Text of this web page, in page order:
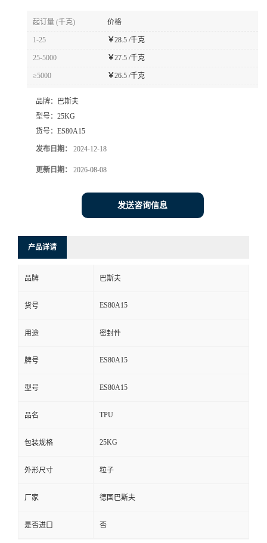
起订量 (千克) 价格
1-25 ￥28.5 /千克
25-5000 ￥27.5 /千克
≥5000 ￥26.5 /千克
品牌：
巴斯夫
型号： 25KG
货号： ES80A15
发布日期： 2024-12-18
更新日期： 2026-08-08
发送咨询信息
产品详请
品牌 巴斯夫
货号 ES80A15
用途 密封件
牌号 ES80A15
型号 ES80A15
品名 TPU
包装规格 25KG
外形尺寸 粒子
厂家 德国巴斯夫
是否进口 否